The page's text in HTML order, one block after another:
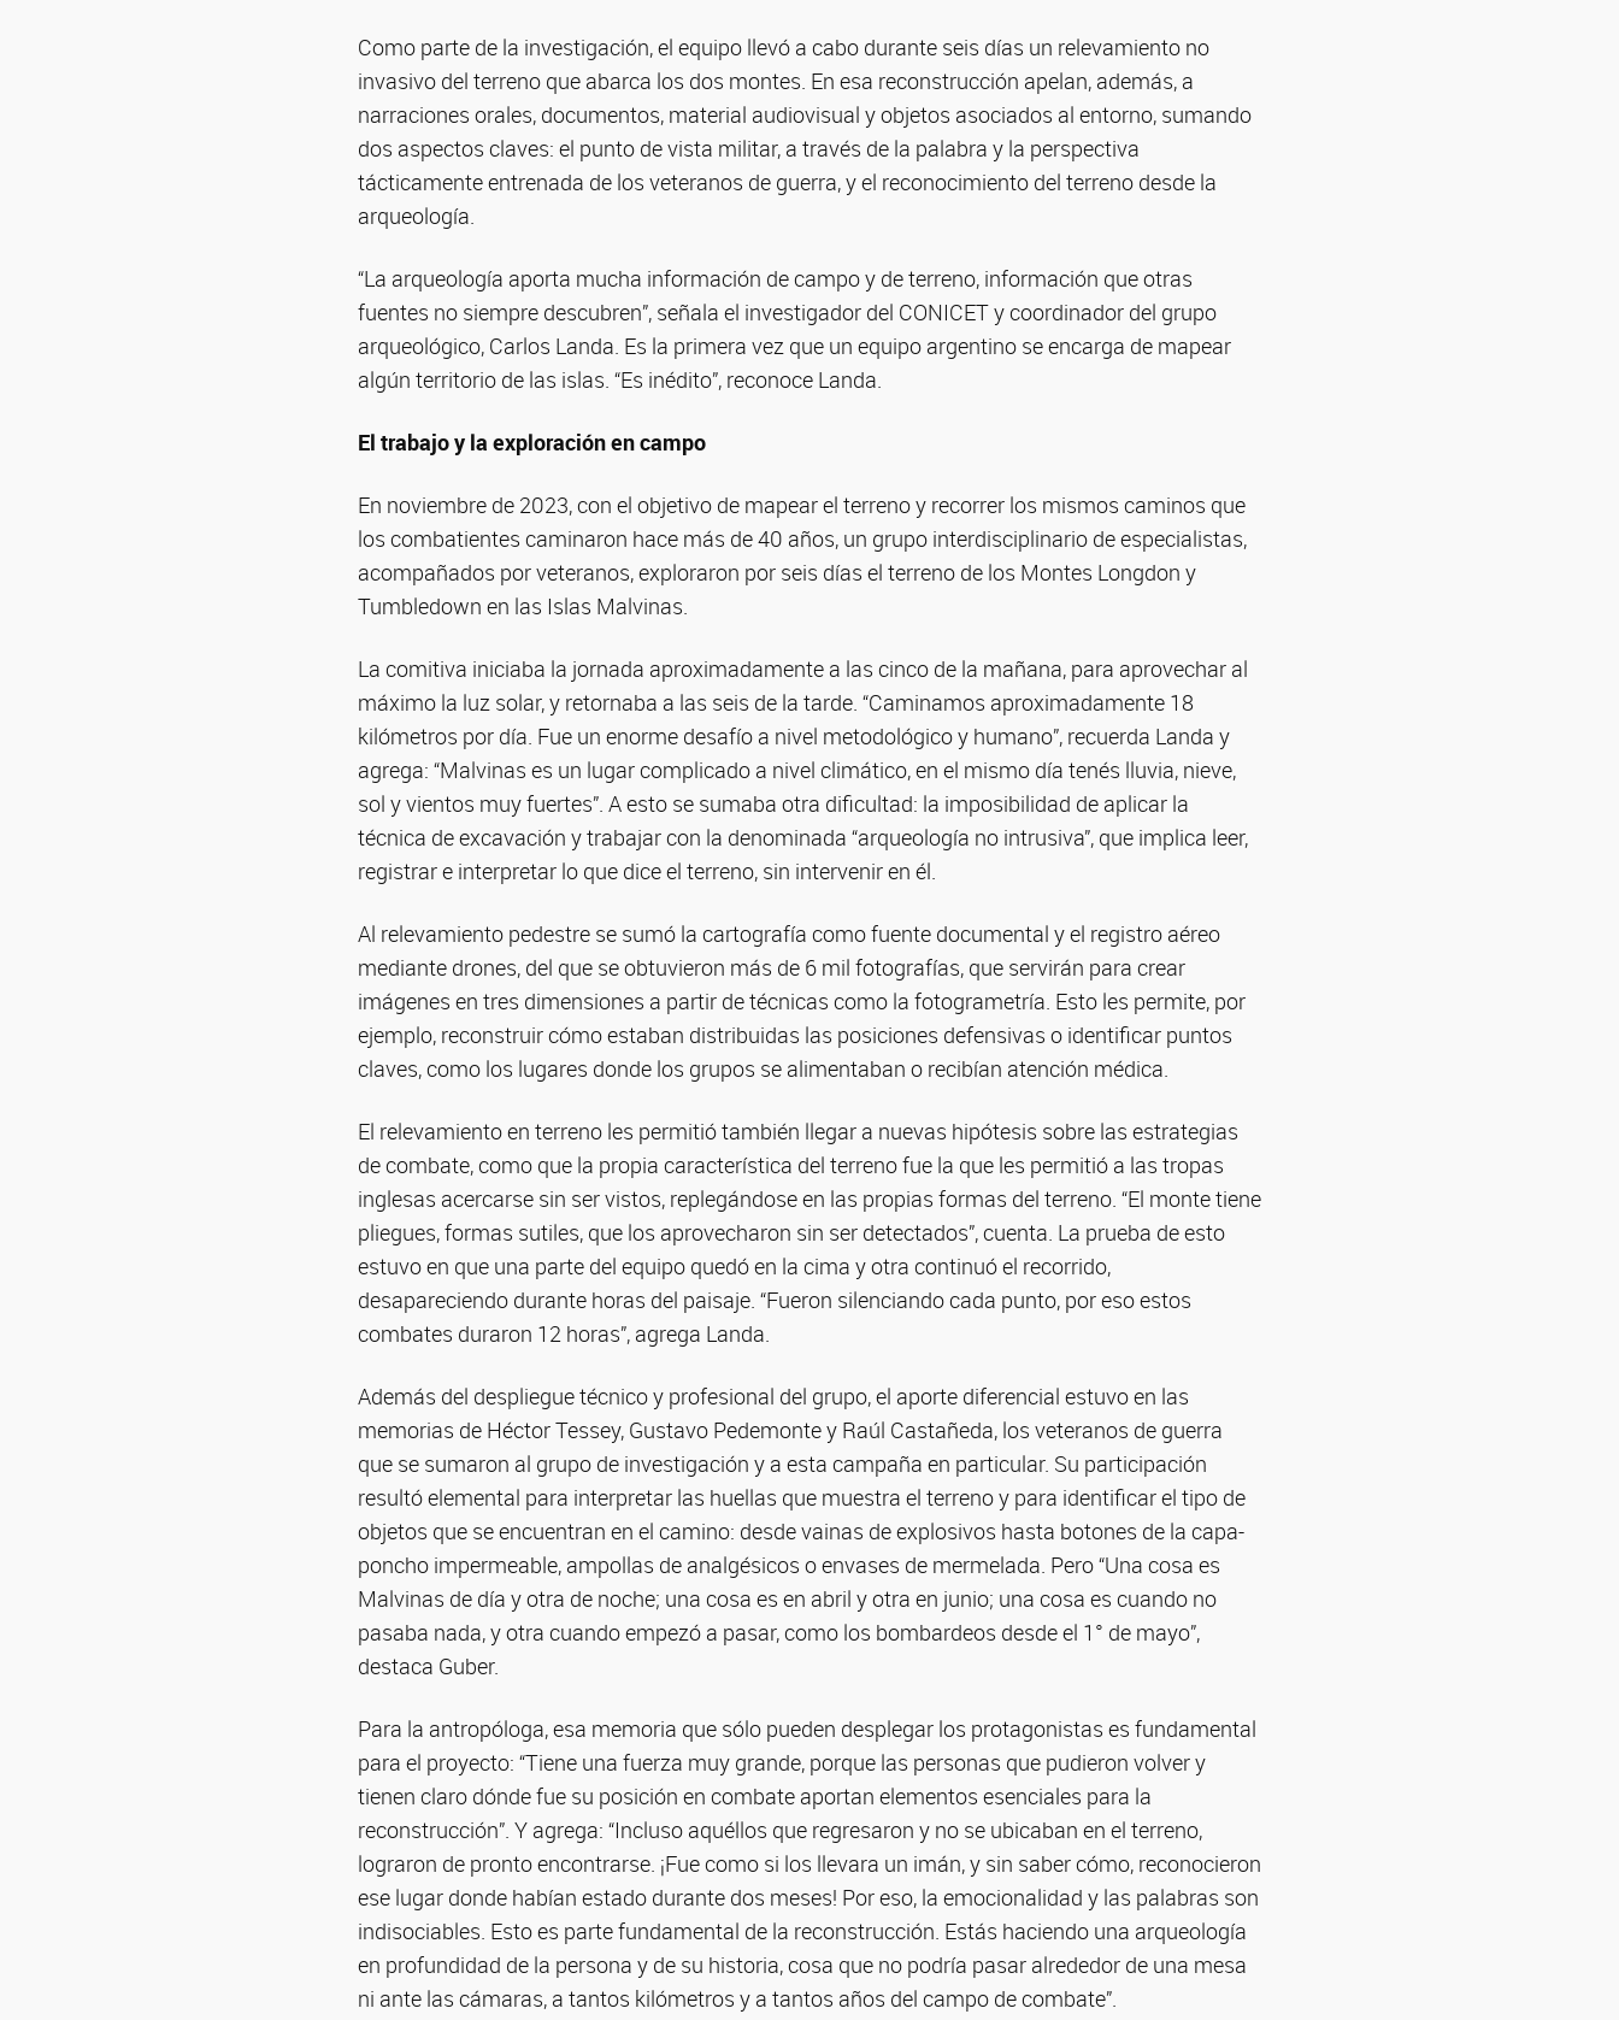
Como parte de la investigación, el equipo llevó a cabo durante seis días un relevamiento no
invasivo del terreno que abarca los dos montes. En esa reconstrucción apelan, además, a
narraciones orales, documentos, material audiovisual y objetos asociados al entorno, sumando
dos aspectos claves: el punto de vista militar, a través de la palabra y la perspectiva
tácticamente entrenada de los veteranos de guerra, y el reconocimiento del terreno desde la
arqueología.
“La arqueología aporta mucha información de campo y de terreno, información que otras
fuentes no siempre descubren”, señala el investigador del CONICET y coordinador del grupo
arqueológico, Carlos Landa. Es la primera vez que un equipo argentino se encarga de mapear
algún territorio de las islas. “Es inédito”, reconoce Landa.
El trabajo y la exploración en campo
En noviembre de 2023, con el objetivo de mapear el terreno y recorrer los mismos caminos que
los combatientes caminaron hace más de 40 años, un grupo interdisciplinario de especialistas,
acompañados por veteranos, exploraron por seis días el terreno de los Montes Longdon y
Tumbledown en las Islas Malvinas.
La comitiva iniciaba la jornada aproximadamente a las cinco de la mañana, para aprovechar al
máximo la luz solar, y retornaba a las seis de la tarde. “Caminamos aproximadamente 18
kilómetros por día. Fue un enorme desafío a nivel metodológico y humano”, recuerda Landa y
agrega: “Malvinas es un lugar complicado a nivel climático, en el mismo día tenés lluvia, nieve,
sol y vientos muy fuertes”. A esto se sumaba otra dificultad: la imposibilidad de aplicar la
técnica de excavación y trabajar con la denominada “arqueología no intrusiva”, que implica leer,
registrar e interpretar lo que dice el terreno, sin intervenir en él.
Al relevamiento pedestre se sumó la cartografía como fuente documental y el registro aéreo
mediante drones, del que se obtuvieron más de 6 mil fotografías, que servirán para crear
imágenes en tres dimensiones a partir de técnicas como la fotogrametría. Esto les permite, por
ejemplo, reconstruir cómo estaban distribuidas las posiciones defensivas o identificar puntos
claves, como los lugares donde los grupos se alimentaban o recibían atención médica.
El relevamiento en terreno les permitió también llegar a nuevas hipótesis sobre las estrategias
de combate, como que la propia característica del terreno fue la que les permitió a las tropas
inglesas acercarse sin ser vistos, replegándose en las propias formas del terreno. “El monte tiene
pliegues, formas sutiles, que los aprovecharon sin ser detectados”, cuenta. La prueba de esto
estuvo en que una parte del equipo quedó en la cima y otra continuó el recorrido,
desapareciendo durante horas del paisaje. “Fueron silenciando cada punto, por eso estos
combates duraron 12 horas”, agrega Landa.
Además del despliegue técnico y profesional del grupo, el aporte diferencial estuvo en las
memorias de Héctor Tessey, Gustavo Pedemonte y Raúl Castañeda, los veteranos de guerra
que se sumaron al grupo de investigación y a esta campaña en particular. Su participación
resultó elemental para interpretar las huellas que muestra el terreno y para identificar el tipo de
objetos que se encuentran en el camino: desde vainas de explosivos hasta botones de la capa-
poncho impermeable, ampollas de analgésicos o envases de mermelada. Pero “Una cosa es
Malvinas de día y otra de noche; una cosa es en abril y otra en junio; una cosa es cuando no
pasaba nada, y otra cuando empezó a pasar, como los bombardeos desde el 1° de mayo”,
destaca Guber.
Para la antropóloga, esa memoria que sólo pueden desplegar los protagonistas es fundamental
para el proyecto: “Tiene una fuerza muy grande, porque las personas que pudieron volver y
tienen claro dónde fue su posición en combate aportan elementos esenciales para la
reconstrucción”. Y agrega: “Incluso aquéllos que regresaron y no se ubicaban en el terreno,
lograron de pronto encontrarse. ¡Fue como si los llevara un imán, y sin saber cómo, reconocieron
ese lugar donde habían estado durante dos meses! Por eso, la emocionalidad y las palabras son
indisociables. Esto es parte fundamental de la reconstrucción. Estás haciendo una arqueología
en profundidad de la persona y de su historia, cosa que no podría pasar alrededor de una mesa
ni ante las cámaras, a tantos kilómetros y a tantos años del campo de combate”.